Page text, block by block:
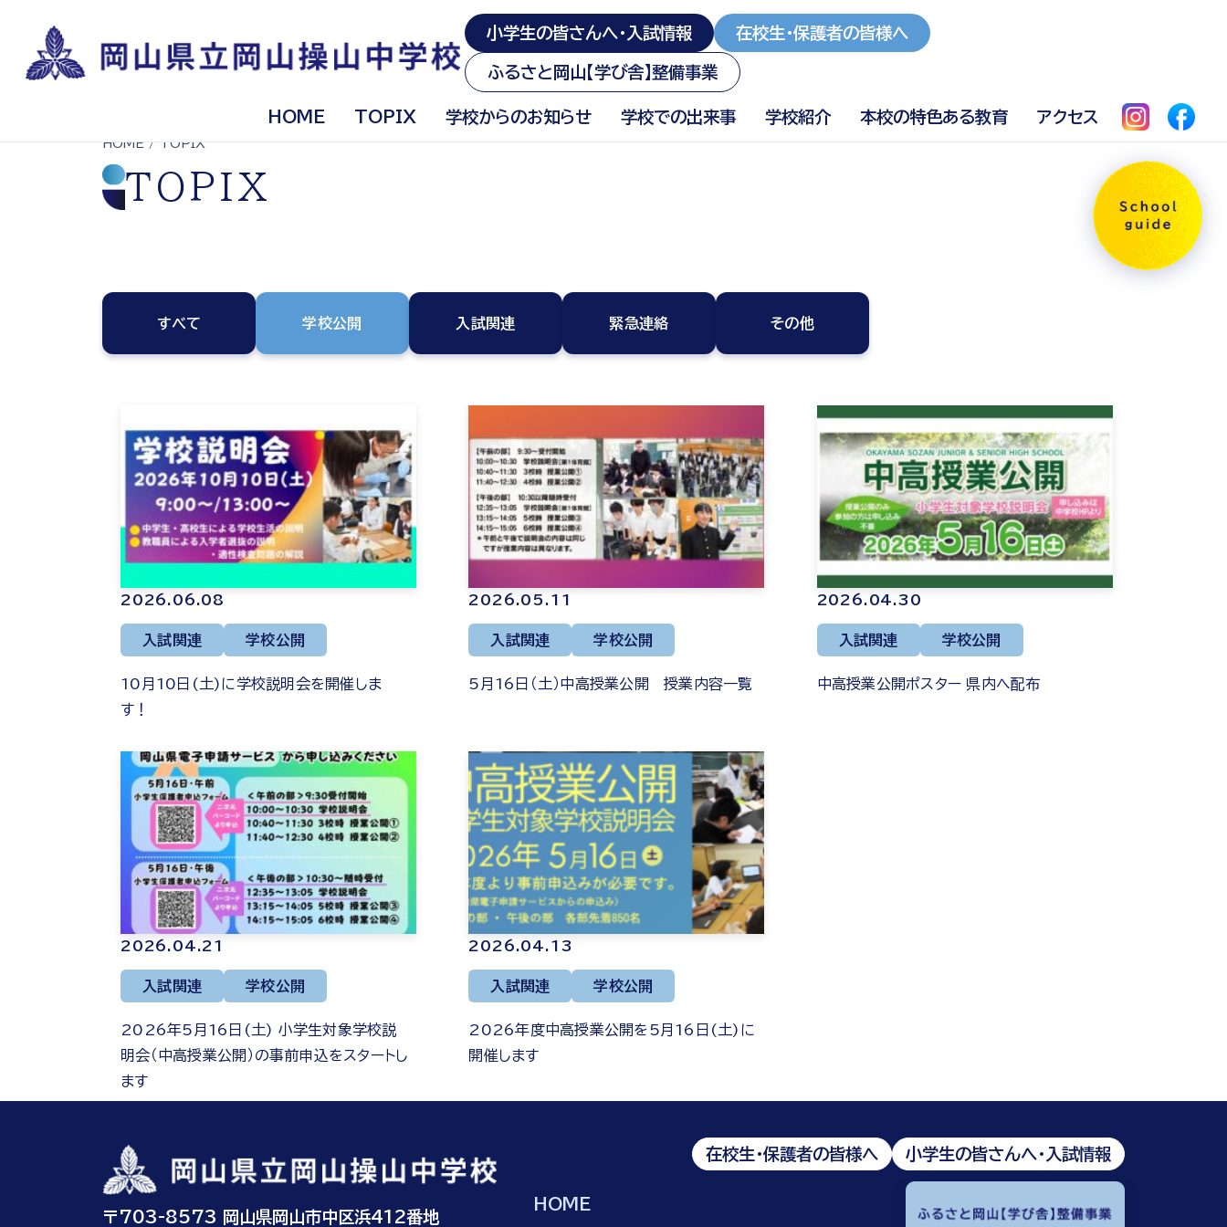
小学生の皆さんへ・入試情報 在校生・保護者の皆様へ
ふるさと岡山【学び舎】整備事業
HOME TOPIX 学校からのお知らせ 学校での出来事 学校紹介 本校の特色ある教育 アクセス
HOME/ TOPIX
TOPIX
すべて 学校公開 入試関連 緊急連絡 その他
2026.06.08
入試関連 学校公開
10月10日(土)に学校説明会を開催しま
す！
2026.05.11
入試関連 学校公開
5月16日（土）中高授業公開 授業内容一覧
2026.04.30
入試関連 学校公開
中高授業公開ポスター 県内へ配布
2026.04.21
入試関連 学校公開
2026年5月16日(土) 小学生対象学校説
明会（中高授業公開）の事前申込をスタートし
ます
2026.04.13
入試関連 学校公開
2026年度中高授業公開を5月16日(土)に
開催します
〒703-8573 岡山県岡山市中区浜412番地
在校生・保護者の皆様へ 小学生の皆さんへ・入試情報
HOME